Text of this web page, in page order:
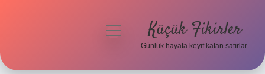
menüyü
Küçük Fikirler
Günlük hayata keyif katan satırlar.